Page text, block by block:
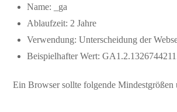
Name: _ga
Ablaufzeit: 2 Jahre
Verwendung: Unterscheidung der
Beispielhafter Wert:
Ein Browser sollte folgende Mindestgrößen